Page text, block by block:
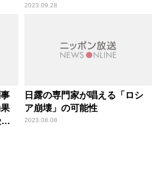
2023.09.28
日露の専門家が唱える「ロシ
ア崩壊」の可能性
2023.08.08